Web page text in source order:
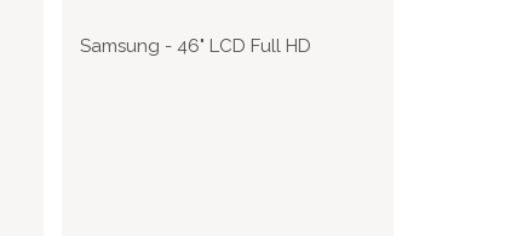
Samsung - 46" LCD Full HD